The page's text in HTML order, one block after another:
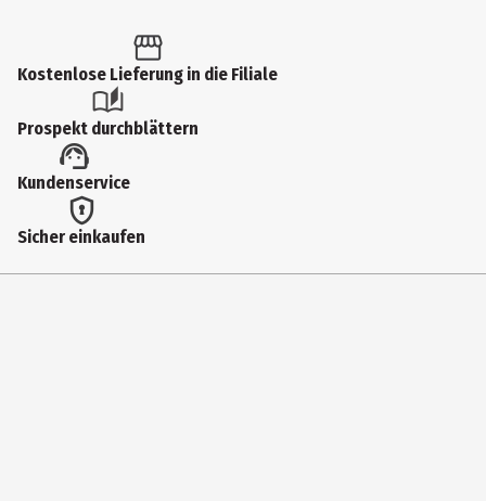
Kostenlose Lieferung in die Filiale
Prospekt durchblättern
Kundenservice
Sicher einkaufen